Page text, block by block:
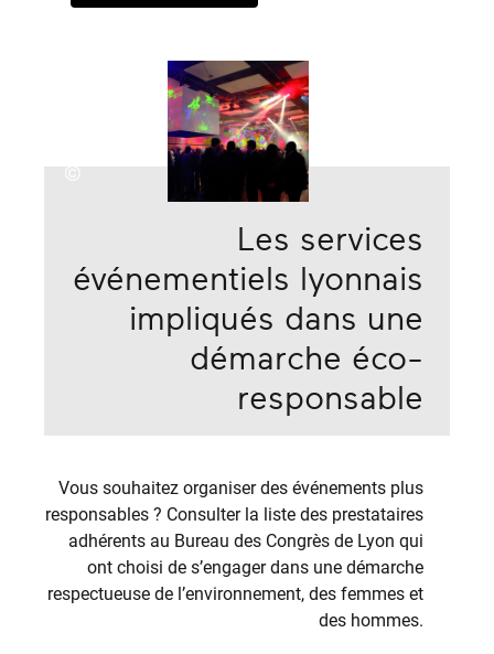
Les services
événementiels lyonnais
impliqués dans une
démarche éco-
responsable
Vous souhaitez organiser des événements plus
responsables ? Consulter la liste des prestataires
adhérents au Bureau des Congrès de Lyon qui
ont choisi de s’engager dans une démarche
respectueuse de l’environnement, des femmes et
des hommes.